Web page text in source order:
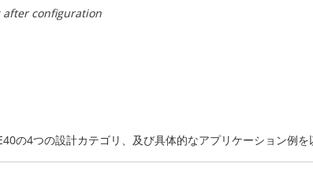
configuration
の4つの設計カテゴリ、及び具体的なアプリケーション例を